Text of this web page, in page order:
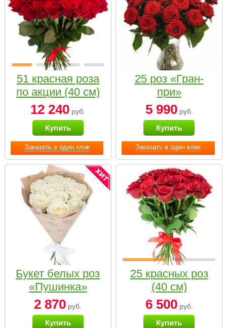
Заказать в один клик
51 красная роза
по акции (40 см)
12 240 руб.
Купить
Заказать в один клик
25 роз «Гран-
при»
5 990руб.
Купить
Букет белых роз
«Пушинка»
2 870 руб.
Купить
25 красных роз
(40 см)
6 500руб.
Купить